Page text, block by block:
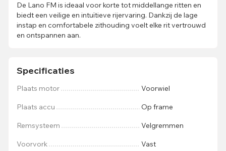
De Lano FM is ideaal voor korte tot middellange ritten en
biedt een veilige en intuïtieve rijervaring. Dankzij de lage
instap en comfortabele zithouding voelt elke rit vertrouwd
en ontspannen aan.
Specificaties
Plaats motor Voorwiel
Plaats accu Op frame
Remsysteem Velgremmen
Voorvork Vast